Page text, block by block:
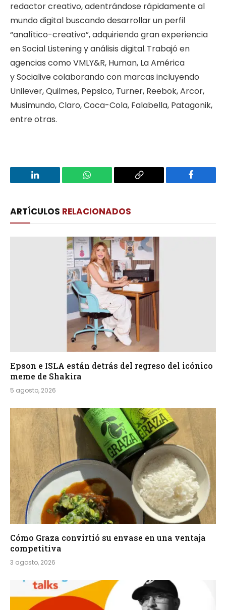
redactor creativo, adentrándose rápidamente al
mundo digital buscando desarrollar un perfil
“analítico-creativo”, adquiriendo gran experiencia
en Social Listening y análisis digital. Trabajó en
agencias como VMLY&R, Human, La América
y Socialive colaborando con marcas incluyendo
Unilever, Quilmes, Pepsico, Turner, Reebok, Arcor,
Musimundo, Claro, Coca-Cola, Falabella, Patagonik,
entre otras.
LinkedIn WhatsApp
Copy
Facebook
ARTÍCULOS RELACIONADOS
Epson e ISLA están detrás del regreso del icónico
meme de Shakira
5 agosto, 2026
Cómo Graza convirtió su envase en una ventaja
competitiva
3 agosto, 2026